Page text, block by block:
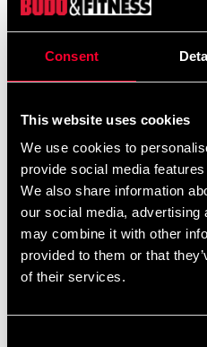
Consent
This website uses cookies
We use cookies to
provide social media
We also share information
our social media, advertising
may combine it with other
provided to them or that
of their services.
19 SEK